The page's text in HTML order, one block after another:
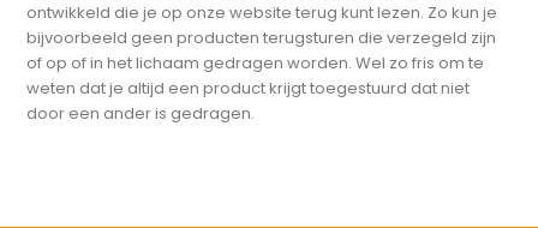
ontwikkeld die je op onze website terug kunt lezen. Zo kun je
bijvoorbeeld geen producten terugsturen die verzegeld zijn
of op of in het lichaam gedragen worden. Wel zo fris om te
weten dat je altijd een product krijgt toegestuurd dat niet
door een ander is gedragen.